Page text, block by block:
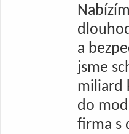
a
jsme
miliard
do
firma s